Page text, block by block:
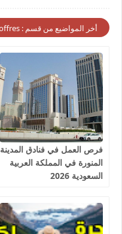
أخر المواضيع من قسم : work inernational offres
فرص العمل في فنادق المدينة
المنورة في المملكة العربية
السعودية 2026